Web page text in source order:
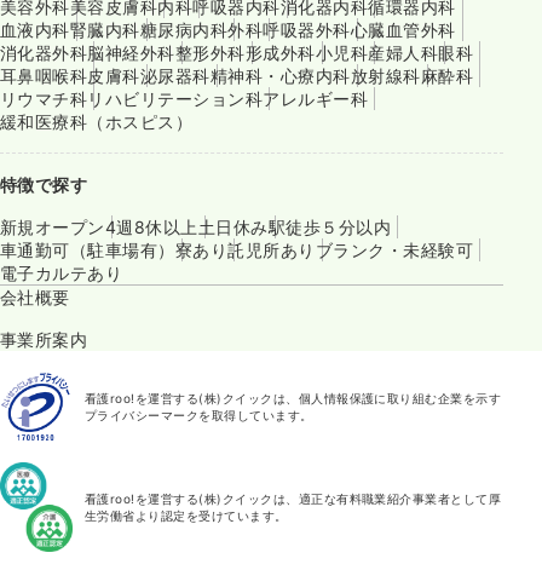
美容外科美容皮膚科内科呼吸器内科消化器内科循環器内科
血液内科腎臓内科糖尿病内科外科呼吸器外科心臓血管外科
消化器外科脳神経外科整形外科形成外科小児科産婦人科眼科
耳鼻咽喉科皮膚科泌尿器科精神科・心療内科放射線科麻酔科
リウマチ科リハビリテーション科アレルギー科
緩和医療科（ホスピス）
特徴で探す
新規オープン4週8休以上土日休み駅徒歩５分以内
車通勤可（駐車場有） 寮あり託児所あり ブランク・未経験可
電子カルテあり
会社概要
事業所案内
看護roo!を運営する(株)クイックは、個人情報保護に取り組む企業を示す
プライバシーマークを取得しています。
看護roo!を運営する(株)クイックは、適正な有料職業紹介事業者として厚
生労働省より認定を受けています。